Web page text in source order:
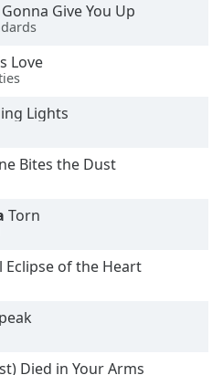
Give You Up
Love
Lights
Bites the Dust
Torn
Eclipse of the Heart
Died in Your Arms